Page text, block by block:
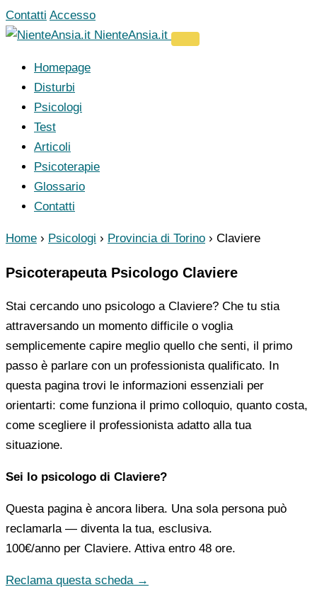
Vai
al
Contatti Accesso
NienteAnsia.it
Homepage
Disturbi
Psicologi
Test
Articoli
Psicoterapie
Glossario
Contatti
Home › Psicologi › Provincia di Torino › Claviere
Psicoterapeuta Psicologo Claviere
Stai cercando uno psicologo a Claviere? Che tu stia
attraversando un momento difficile o voglia
semplicemente capire meglio quello che senti, il primo
passo è parlare con un professionista qualificato. In
questa pagina trovi le informazioni essenziali per
orientarti: come funziona il primo colloquio, quanto costa,
come scegliere il professionista adatto alla tua
situazione.
Sei lo psicologo di Claviere?
Questa pagina è ancora libera. Una sola persona può
reclamarla — diventa la tua, esclusiva.
100€/anno per Claviere. Attiva entro 48 ore.
Reclama questa scheda →